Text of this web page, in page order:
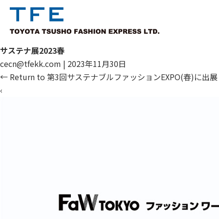
サステナ展2023春
cecn@tfekk.com | 2023年11月30日
← Return to 第3回サステナブルファッションEXPO(春)に出展
‹